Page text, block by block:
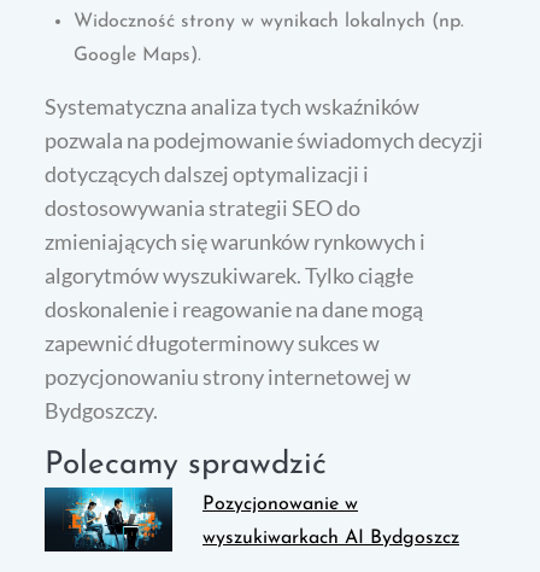
Widoczność strony w wynikach lokalnych (np.
Google Maps).
Systematyczna analiza tych wskaźników
pozwala na podejmowanie świadomych decyzji
dotyczących dalszej optymalizacji i
dostosowywania strategii SEO do
zmieniających się warunków rynkowych i
algorytmów wyszukiwarek. Tylko ciągłe
doskonalenie i reagowanie na dane mogą
zapewnić długoterminowy sukces w
pozycjonowaniu strony internetowej w
Bydgoszczy.
Polecamy sprawdzić
Pozycjonowanie w
wyszukiwarkach AI Bydgoszcz